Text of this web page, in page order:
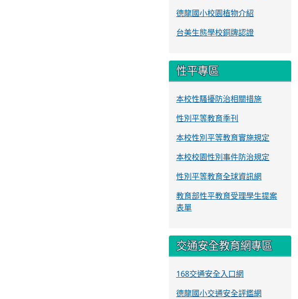
德龍國小校園植物介紹
台美生態學校銅牌認證
性平專區
本校性騷擾防治相關措施
性別平等教育季刊
本校性別平等教育實施規定
本校校園性別事件防治規定
性別平等教育全球資訊網
教育部性平教育受理學生提案
表單
交通安全教育網專區
168交通安全入口網
德龍國小交通安全評鑑網